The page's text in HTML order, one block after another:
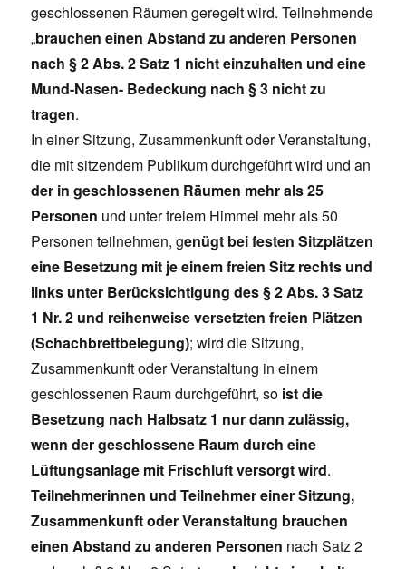
geschlossenen Räumen geregelt wird. Teilnehmende
„brauchen einen Abstand zu anderen Personen
nach § 2 Abs. 2 Satz 1 nicht einzuhalten und eine
Mund-Nasen- Bedeckung nach § 3 nicht zu
tragen.
In einer Sitzung, Zusammenkunft oder Veranstaltung,
die mit sitzendem Publikum durchgeführt wird und an
der in geschlossenen Räumen mehr als 25
Personen und unter freiem Himmel mehr als 50
Personen teilnehmen, genügt bei festen Sitzplätzen
eine Besetzung mit je einem freien Sitz rechts und
links unter Berücksichtigung des § 2 Abs. 3 Satz
1 Nr. 2 und reihenweise versetzten freien Plätzen
(Schachbrettbelegung); wird die Sitzung,
Zusammenkunft oder Veranstaltung in einem
geschlossenen Raum durchgeführt, so ist die
Besetzung nach Halbsatz 1 nur dann zulässig,
wenn der geschlossene Raum durch eine
Lüftungsanlage mit Frischluft versorgt wird.
Teilnehmerinnen und Teilnehmer einer Sitzung,
Zusammenkunft oder Veranstaltung brauchen
einen Abstand zu anderen Personen nach Satz 2